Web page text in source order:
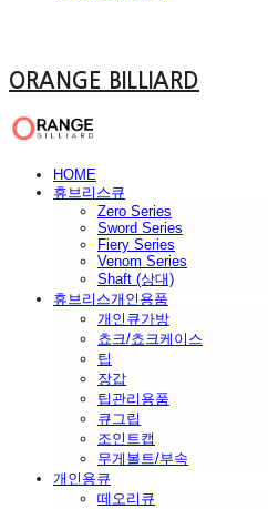
ORANGE BILLIARD
HOME
휴브리스큐
Zero Series
Sword Series
Fiery Series
Venom Series
Shaft (상대)
휴브리스개인용품
개인큐가방
쵸크/쵸크케이스
팁
장갑
팁관리용품
큐그립
조인트캡
무게볼트/부속
개인용큐
떼오리큐